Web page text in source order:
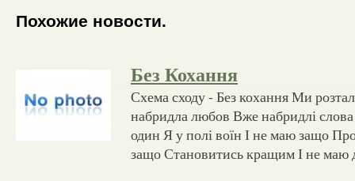
Похожие новости.
Без Кохання
Схема сходу - Без кохання Ми
набридла любов Вже набридлі слова
один Я у полі воїн І не маю защо
защо Становитись кращим І не маю